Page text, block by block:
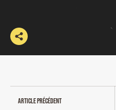
Article précédent